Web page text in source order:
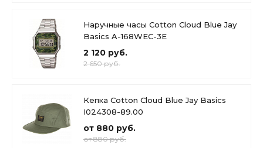
Наручные часы Cotton Cloud Blue Jay
Basics A-168WEC-3E
2 120 руб.
2 650 руб.
Кепка Cotton Cloud Blue Jay Basics
I024308-89.00
от 880 руб.
от 880 руб.